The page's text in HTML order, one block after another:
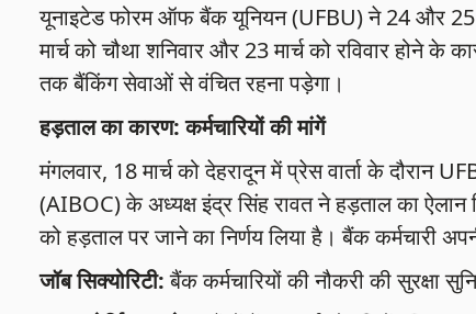
यूनाइटेड फोरम ऑफ बैंक यूनियन (UFBU) ने 24 और 25
मार्च को चौथा शनिवार और 23 मार्च को रविवार होने
तक बैंकिंग सेवाओं से वंचित रहना पड़ेगा।
हड़ताल का कारण: कर्मचारियों की मांगें
मंगलवार, 18 मार्च को देहरादून में प्रेस वार्ता के
(AIBOC) के अध्यक्ष इंद्र सिंह रावत ने हड़ताल का ऐलान
को हड़ताल पर जाने का निर्णय लिया है। बैंक कर्मचारी
जॉब सिक्योरिटी:बैंक कर्मचारियों की नौकरी की सुरक्षा